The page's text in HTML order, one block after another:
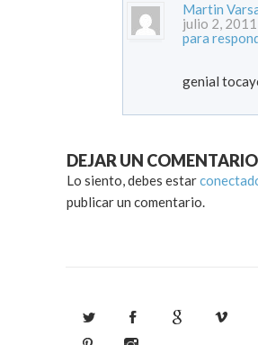
Martin
para
genial
DEJAR UN COMENTARIO
Lo siento, debes estar
publicar un comentario.